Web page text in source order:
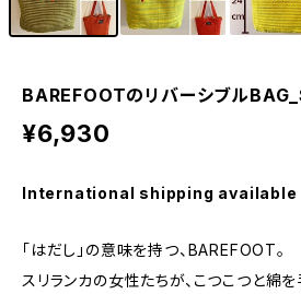
BAREFOOTのリバーシブル
¥6,930
International shipping available
「はだし」の意味を持つ、BAREFOOT。
スリランカの女性たちが、こつこつと綿